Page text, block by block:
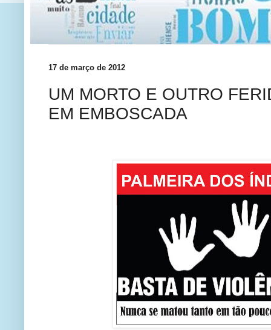
17 de março de 2012
UM MORTO E OUTRO
EM EMBOSCADA